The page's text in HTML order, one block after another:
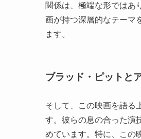
関係は、極端な形ではあ
画が持つ深層的なテーマ
ます。
ブラッド・ピットと
そして、この映画を語る
す。彼らの息の合った演
めています。特に、この